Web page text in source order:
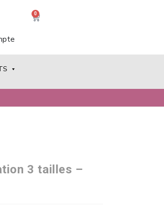
0
3 tailles –